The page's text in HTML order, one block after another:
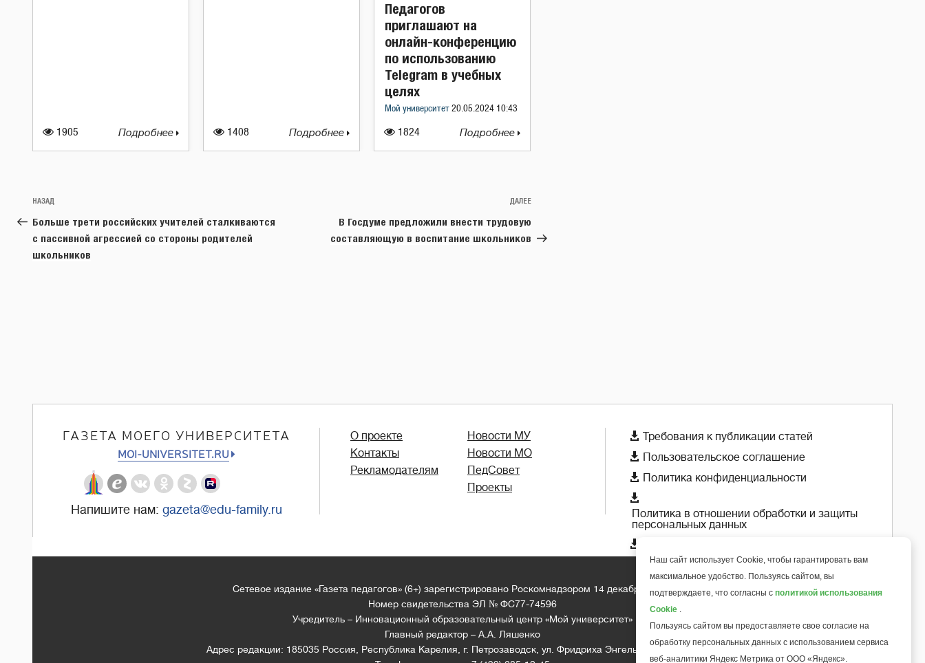
1905 Подробнее 1408 Подробнее 1824
Педагогов
приглашают на
онлайн-конференцию
по использованию
Telegram в учебных
целях
Мой университет 20.05.2024 10:43
Подробнее
Навигация
по
записям
Предыдущая
запись:
НАЗАД
Больше трети российских учителей сталкиваются
с пассивной агрессией со стороны родителей
школьников
Следующая
ДАЛЕЕ
В Госдуме предложили внести трудовую
составляющую в воспитание школьников
ГАЗЕТА МОЕГО УНИВЕРСИТЕТА
MOI-UNIVERSITET.RU
Напишите нам: gazeta@edu-family.ru
О проекте
Контакты
Рекламодателям
Новости МУ
Новости МО
ПедСовет
Проекты
 Требования к публикации статей
 Пользовательское соглашение
 Политика конфиденциальности

Политика в отношении обработки и защиты
персональных данных

Сетевое издание «Газета педагогов» (6+) зарегистрировано Роскомнадзором 14 декабря 2018 года
Номер свидетельства ЭЛ № ФС77-74596
Учредитель – Инновационный образовательный центр «Мой университет»
Главный редактор – А.А. Ляшенко
Адрес редакции: 185035 Россия, Республика Карелия, г. Петрозаводск, ул. Фридриха Энгельса д.10, офис 211
6+
Наш сайт использует Cookie, чтобы гарантировать вам
максимальное удобство. Пользуясь сайтом, вы
подтверждаете, что согласны с политикой использования
Cookie .
Пользуясь сайтом вы предоставляете свое согласие на
обработку персональных данных с использованием сервиса
веб-аналитики Яндекс Метрика от ООО «Яндекс».